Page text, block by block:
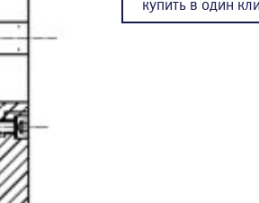
купить в один